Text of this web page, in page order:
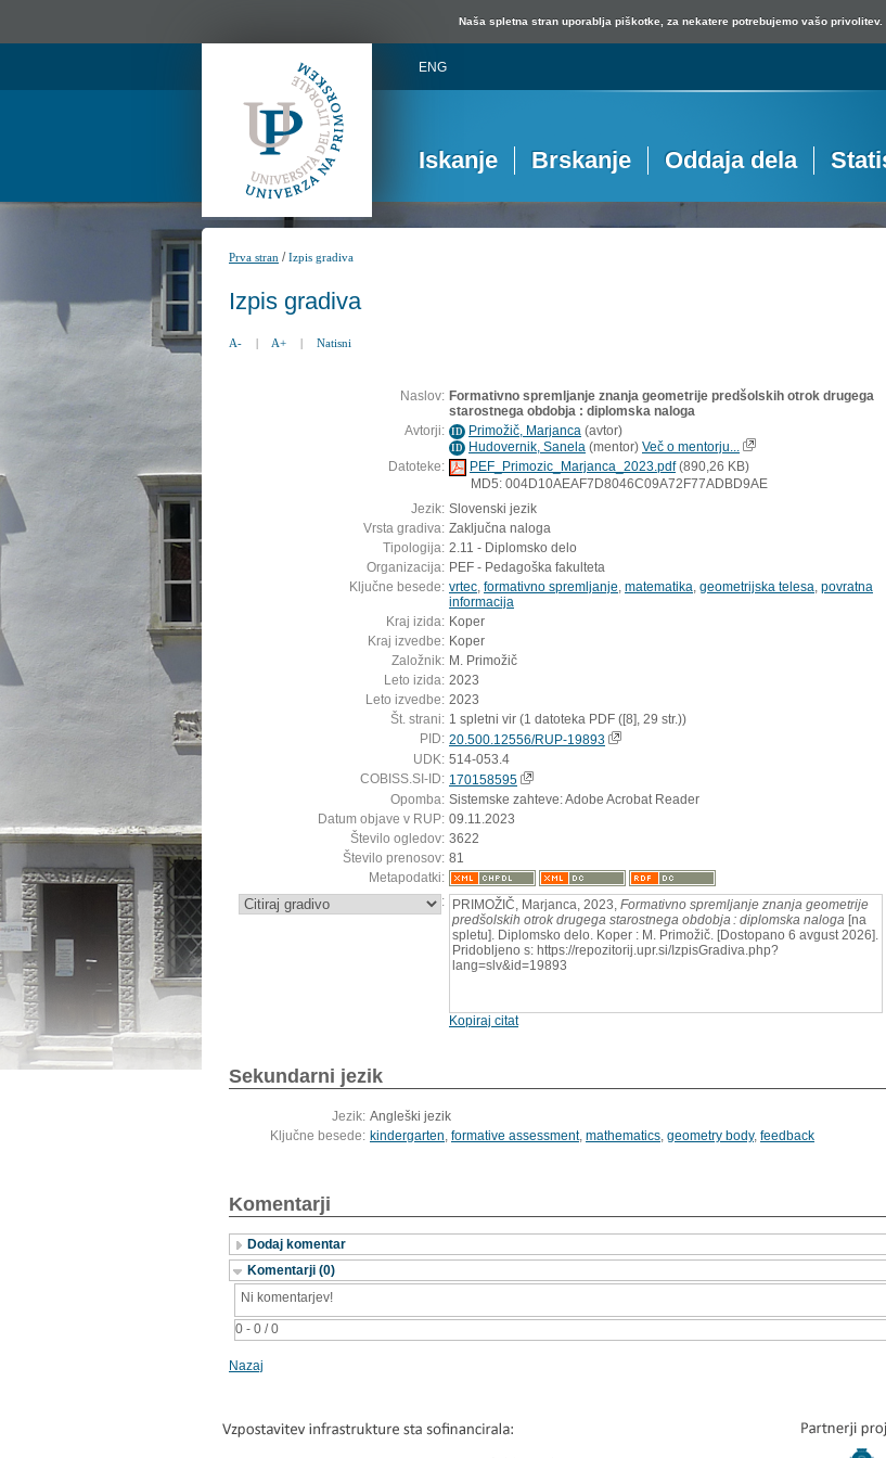
Naša spletna stran uporablja piškotke, za nekatere potrebujemo vašo privolitev.
ENG
Iskanje Brskanje Oddaja dela
Prva stran /Izpis gradiva
Izpis gradiva
A- | A+ | Natisni
Naslov: Formativno spremljanje znanja geometrije predšolskih otrok drugega
starostnega obdobja : diplomska naloga
Avtorji: ID Primožič, Marjanca (avtor)
ID Hudovernik, Sanela (mentor) Več o mentorju...
Datoteke:
PEF_Primozic_Marjanca_2023.pdf(890,26 KB)
MD5: 004D10AEAF7D8046C09A72F77ADBD9AE
Jezik: Slovenski jezik
Vrsta gradiva: Zaključna naloga
Tipologija: 2.11 - Diplomsko delo
Organizacija: PEF - Pedagoška fakulteta
Ključne besede: vrtec formativno spremljanje matematika geometrijska telesa povratna
informacija
Kraj izida: Koper
Kraj izvedbe: Koper
Založnik: M. Primožič
Leto izida: 2023
Leto izvedbe: 2023
Št. strani: 1 spletni vir (1 datoteka PDF ([8], 29 str.))
PID: 20.500.12556/RUP-19893
UDK: 514-053.4
COBISS.SI-ID: 170158595
Opomba: Sistemske zahteve: Adobe Acrobat Reader
Datum objave v RUP: 09.11.2023
Število ogledov: 3622
Število prenosov: 81
Metapodatki:
: PRIMOŽIČ, Marjanca, 2023, Formativno spremljanje znanja geometrije
predšolskih otrok drugega starostnega obdobja : diplomska naloga [na
spletu]. Diplomsko delo. Koper : M. Primožič. [Dostopano 6 avgust 2026].
Pridobljeno s: https://repozitorij.upr.si/IzpisGradiva.php?
lang=slv&id=19893
Kopiraj citat
Sekundarni jezik
Jezik: Angleški jezik
Ključne besede: kindergarten, formative assessment, mathematics, geometry body, feedback
Komentarji
Dodaj komentar
Komentarji (0)
0 - 0 / 0
Ni komentarjev!
Nazaj